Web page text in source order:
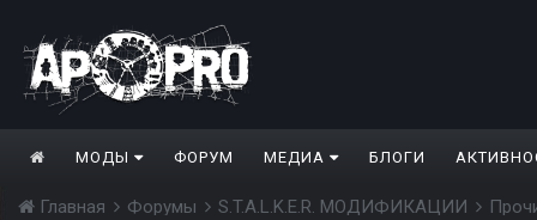
МОДЫ ФОРУМ МЕДИА БЛОГИ
Главная Форумы S.T.A.L.K.E.R. МОДИФИКАЦИИ